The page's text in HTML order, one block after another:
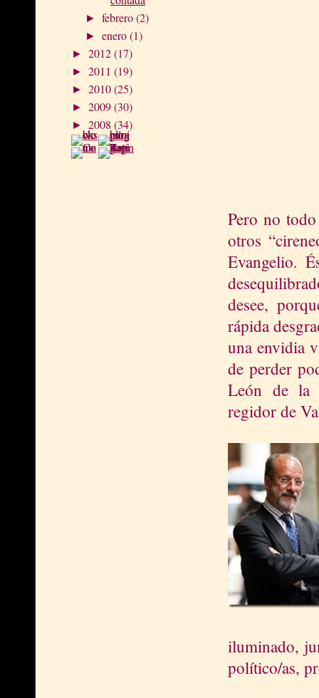
►febrero(2)
►enero(1)
► 2012(17)
► 2011 (19)
► 2010(25)
► 2009(30)
► 2008 (34)
Pero no
otros
Evangelio.
desee,
rápida
una envidia
de perder
León de
regidor de
iluminado,
político/as,